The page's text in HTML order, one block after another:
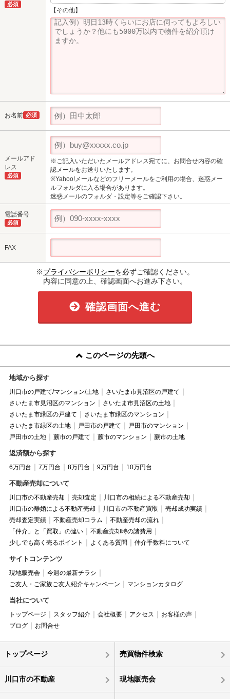
必須
【その他】
お名前 必須
メールアド
レス
必須
※ご記入いただいたメールアドレス宛てに、お問合せ内容の確
認メールをお送りいたします。
※Yahoo!メールなどのフリーメールをご利用の場合、迷惑メー
ルフォルダに入る場合があります。
迷惑メールのフォルダ・設定等をご確認下さい。
電話番号
必須
FAX
※プライバシーポリシーを必ずご確認ください。
内容に同意の上、確認画面へお進み下さい。
確認画面へ進む
このページの先頭へ
地域から探す
川口市の戸建て/マンション/土地
さいたま市見沼区の戸建て
さいたま市見沼区のマンション
さいたま市見沼区の土地
さいたま市緑区の戸建て
さいたま市緑区のマンション
さいたま市緑区の土地
戸田市の戸建て
戸田市のマンション
戸田市の土地
蕨市の戸建て 蕨市のマンション 蕨市の土地
返済額から探す
6万円台 7万円台 8万円台 9万円台 10万円台
不動産売却について
川口市の不動産売却 売却査定
川口市の相続による不動産売却
川口市の離婚による不動産売却
川口市の不動産買取
売却成功実績
売却査定実績
不動産売却コラム
不動産売却の流れ
「仲介」と「買取」の違い
不動産売却時の諸費用
少しでも高く売るポイント
よくある質問 仲介手数料について
サイトコンテンツ
現地販売会
今週の最新チラシ
ご友人・ご家族ご友人紹介キャンペーン
マンションカタログ
当社について
トップページ スタッフ紹介 会社概要 アクセス
お客様の声
ブログ
お問合せ
トップページ 売買物件検索
川口市の不動産 現地販売会